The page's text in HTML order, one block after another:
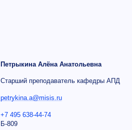
Петрыкина Алёна Анатольевна
Старший преподаватель кафедры АПД
petrykina.a@misis.ru
+7 495 638-44-74
Б-809